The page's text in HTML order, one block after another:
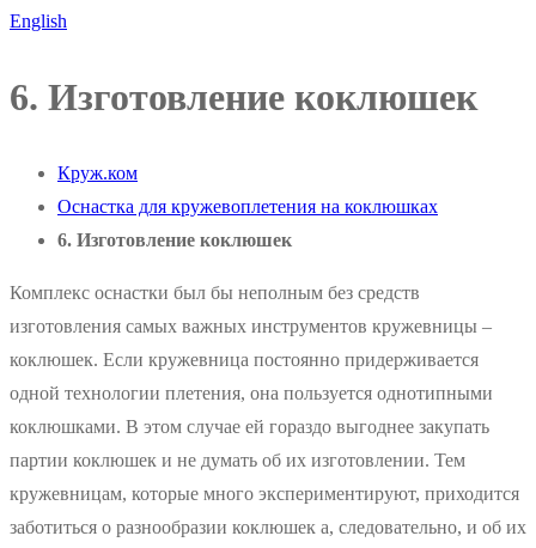
English
6. Изготовление коклюшек
Круж.ком
Оснастка для кружевоплетения на коклюшках
6. Изготовление коклюшек
Комплекс оснастки был бы неполным без средств
изготовления самых важных инструментов кружевницы –
коклюшек. Если кружевница постоянно придерживается
одной технологии плетения, она пользуется однотипными
коклюшками. В этом случае ей гораздо выгоднее закупать
партии коклюшек и не думать об их изготовлении. Тем
кружевницам, которые много экспериментируют, приходится
заботиться о разнообразии коклюшек а, следовательно, и об их